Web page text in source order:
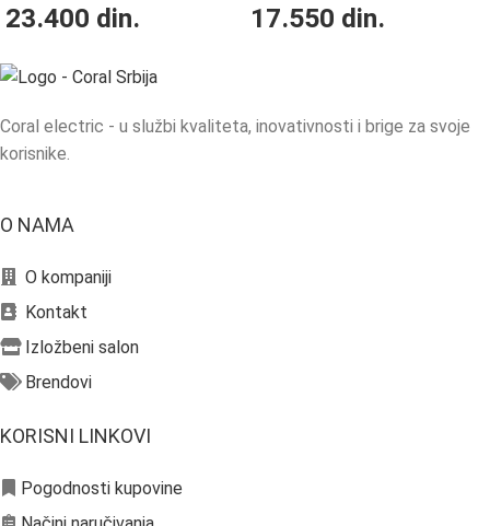
23.400 din. 17.550 din.
Coral electric - u službi kvaliteta, inovativnosti i brige za svoje
korisnike.
O NAMA
O kompaniji
Kontakt
Izložbeni salon
Brendovi
KORISNI LINKOVI
Pogodnosti kupovine